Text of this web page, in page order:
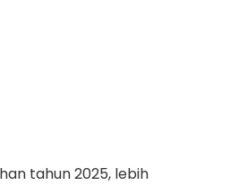
tahun 2025, lebih